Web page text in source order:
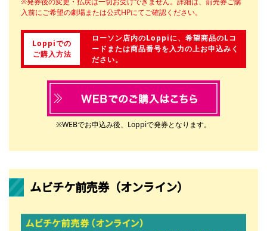
入前にご希望の劇場または公式HPにてご確認ください。
Loppiでの
ご購入方法
ローソン店内のLoppiに、希望商品のLコ
ードまたは商品番号を入力の上お申込みく
ださい。
※WEBでお申込み後、Loppiで発券となります。
ムビチケ前売券（オンライン）